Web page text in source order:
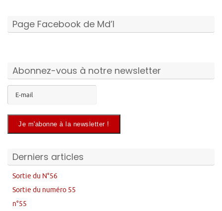
Page Facebook de Md’I
Abonnez-vous à notre newsletter
Derniers articles
Sortie du N°56
Sortie du numéro 55
n°55